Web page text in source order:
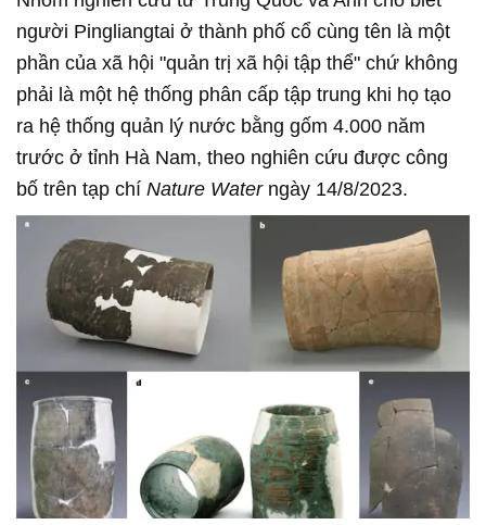
người Pingliangtai ở thành phố cổ cùng tên là một
phần của xã hội "quản trị xã hội tập thể" chứ không
phải là một hệ thống phân cấp tập trung khi họ tạo
ra hệ thống quản lý nước bằng gốm 4.000 năm
trước ở tỉnh Hà Nam, theo nghiên cứu được công
bố trên tạp chí Nature Water ngày 14/8/2023.